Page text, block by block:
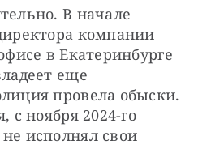
В начале
компании
в Екатеринбурге
еще
провела обыски.
с ноября 2024-го
исполнял свои